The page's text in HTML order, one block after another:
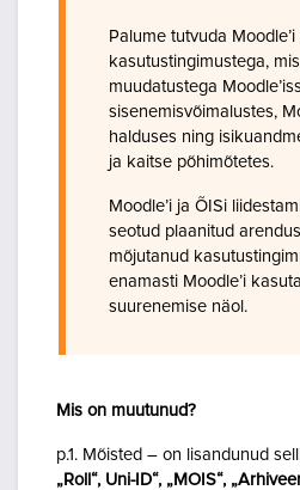
Palume tutvuda Moodle’i
kasutustingimustega,
muudatustega
sisenemisvõimalustes,
halduses ning
ja kaitse põhimõtetes.
Moodle’i ja ÕISi
seotud plaanitud
mõjutanud
enamasti Moodle’i
suurenemise näol.
Mis on muutunud?
p.1. Mõisted – on lisandunud
„Roll“, Uni-ID“, „MOIS“,